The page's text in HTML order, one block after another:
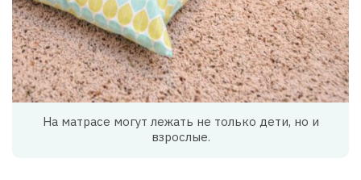
На матрасе могут лежать не только дети, но и
взрослые.